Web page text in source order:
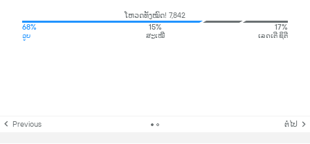
ໂຫວດທັງໝົດ! 7,842
68%
ວູບ
15%
ສະເໝີ
17%
ເລດເຕີ ຊິຕີ
Previous ຕໍ່ໄປ